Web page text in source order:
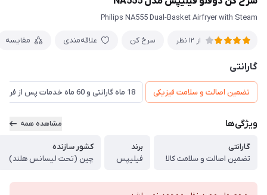
Philips NA555 Dual-Basket Airfryer with Steam
از 12 نظر سرخ کن علاقه‌مندی مقایسه
گارانتی
تضمین اصالت و سلامت فیزیکی 18 ماه گارانتی و 60 ماه خدمات پس از فروش و ضمانت تعویض
ویژگی‌ها مشاهده همه
گارانتی
تضمین اصالت و سلامت کالا
برند
فیلیپس
کشور سازنده
چین (تحت لیسانس هلند)